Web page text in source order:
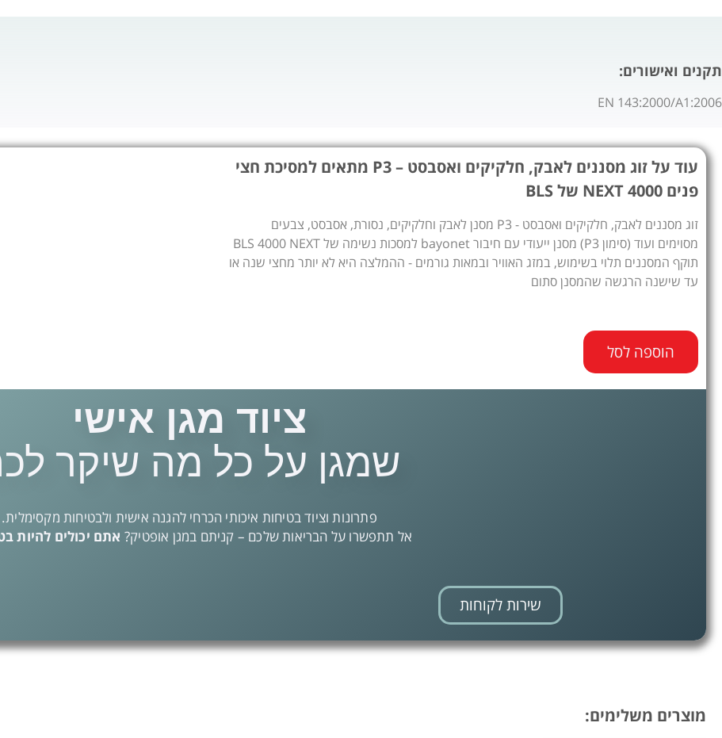
תקנים ואישורים:
EN 143:2000/A1:2006
עוד על זוג מסננים לאבק, חלקיקים ואסבסט – P3 מתאים למסיכת חצי
פנים 4000 NEXT של BLS
זוג מסננים לאבק, חלקיקים ואסבסט - P3 מסנן לאבק וחלקיקים, נסורת, אסבסט, צבעים
מסוימים ועוד (סימון P3) מסנן ייעודי עם חיבור bayonet למסכות נשימה של BLS 4000 NEXT
תוקף המסננים תלוי בשימוש, במזג האוויר ובמאות גורמים - ההמלצה היא לא יותר מחצי שנה או
עד שישנה הרגשה שהמסנן סתום
הוספה לסל
ציוד מגן אישי
שמגן על כל מה שיקר
פתרונות וציוד בטיחות איכותי הכרחי להגנה אישית ולבטיחות מקסימלית.
אל תתפשרו על הבריאות שלכם – קניתם במגן אופטיק? אתם יכולים להיות
שירות לקוחות
מוצרים משלימים: